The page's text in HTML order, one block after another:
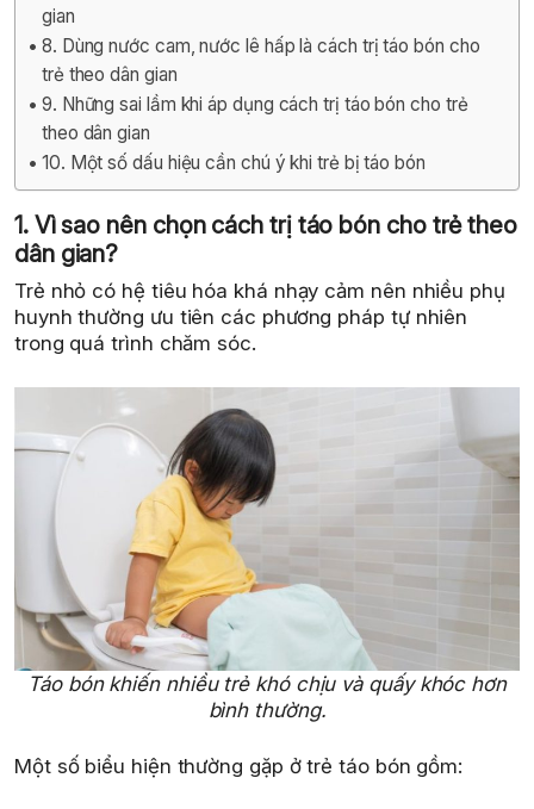
gian
8. Dùng nước cam, nước lê hấp là cách trị táo bón cho
trẻ theo dân gian
9. Những sai lầm khi áp dụng cách trị táo bón cho trẻ
theo dân gian
10. Một số dấu hiệu cần chú ý khi trẻ bị táo bón
1. Vì sao nên chọn cách trị táo bón cho trẻ theo
dân gian?
Trẻ nhỏ có hệ tiêu hóa khá nhạy cảm nên nhiều phụ
huynh thường ưu tiên các phương pháp tự nhiên
trong quá trình chăm sóc.
Táo bón khiến nhiều trẻ khó chịu và quấy khóc hơn
bình thường.
Một số biểu hiện thường gặp ở trẻ táo bón gồm: